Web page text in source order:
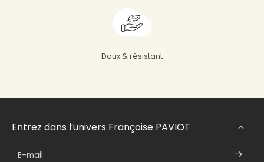
Doux & résistant
Entrez dans l’univers Françoise PAVIOT
E-mail